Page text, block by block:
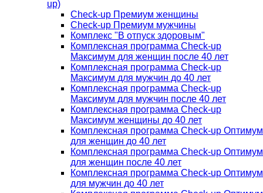
up)
Check-up Премиум женщины
Check-up Премиум мужчины
Комплекс "В отпуск здоровым"
Комплексная программа Check-up
Максимум для женщин после 40 лет
Комплексная программа Check-up
Максимум для мужчин до 40 лет
Комплексная программа Check-up
Максимум для мужчин после 40 лет
Комплексная программа Check-up
Максимум женщины до 40 лет
Комплексная программа Check-up Оптимум
для женщин до 40 лет
Комплексная программа Check-up Оптимум
для женщин после 40 лет
Комплексная программа Check-up Оптимум
для мужчин до 40 лет